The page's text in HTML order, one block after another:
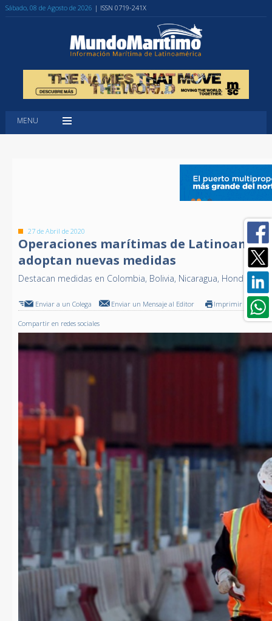
Sábado, 08 de Agosto de 2026 | ISSN 0719-241X
MENU
27 de Abril de 2020
Operaciones marítimas de
adoptan nuevas medidas
Destacan medidas en Colombia, Bolivia, Nicaragua, Honduras,
Enviar a un Colega Enviar un Mensaje al Editor Imprimir
Compartir en redes sociales